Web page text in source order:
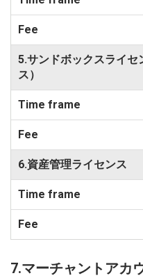
5.サンドボックスライ
ス）
6.資産管理ライセンス
7.マーチャントアカ